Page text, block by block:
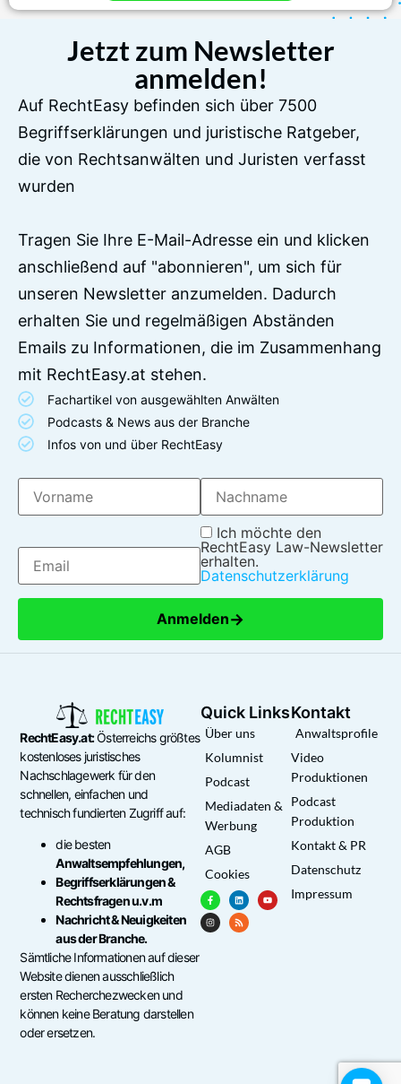
Jetzt zum Newsletter
anmelden!
Auf RechtEasy befinden sich über 7500
Begriffserklärungen und juristische Ratgeber,
die von Rechtsanwälten und Juristen verfasst
wurden
Tragen Sie Ihre E-Mail-Adresse ein und klicken
anschließend auf "abonnieren", um sich für
unseren Newsletter anzumelden. Dadurch
erhalten Sie und regelmäßigen Abständen
Emails zu Informationen, die im Zusammenhang
mit RechtEasy.at stehen.
Fachartikel von ausgewählten Anwälten
Podcasts & News aus der Branche
Infos von und über RechtEasy
Ich möchte den
RechtEasy Law-Newsletter
erhalten.
Datenschutzerklärung
Anmelden→
RechtEasy.at:Österreichs größtes
kostenloses juristisches
Nachschlagewerk für den
schnellen, einfachen und
technisch fundierten Zugriff auf:
die besten
Anwaltsempfehlungen,
Begriffserklärungen &
Rechtsfragen u.v.m
Nachricht & Neuigkeiten
aus der Branche.
Sämtliche Informationen auf dieser
Website dienen ausschließlich
ersten Recherchezwecken und
können keine Beratung darstellen
oder ersetzen.
Quick Links
Über uns
Kolumnist
Podcast
Mediadaten &
Werbung
AGB
Cookies
Kontakt
Anwaltsprofile
Video
Produktionen
Podcast
Produktion
Kontakt & PR
Datenschutz
Impressum